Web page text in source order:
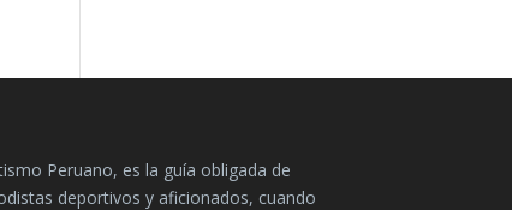
Peruano, es la guía obligada de
deportivos y aficionados, cuando